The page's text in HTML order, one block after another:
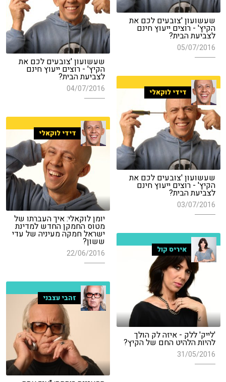
שעשועון 'צובעים לכם את
הקיץ' - רוצים ייעוץ חינם
לצביעת הבית?
05/07/2016
שעשועון 'צובעים לכם את
הקיץ' - רוצים ייעוץ חינם
לצביעת הבית?
04/07/2016 דידי לוקאלי
שעשועון 'צובעים לכם את
הקיץ' - רוצים ייעוץ חינם
לצביעת הבית?
03/07/2016
דידי לוקאלי
יומן לוקאלי: איך העברתו של
מטוס החמקן החדש למדינת
ישראל חמקה מעיניה של עדי
ששון?
22/06/2016 איריס קול
'לייק' ללק - איזה לק הולך
להיות הלהיט החם של הקיץ?
31/05/2016
זהבי עצבני